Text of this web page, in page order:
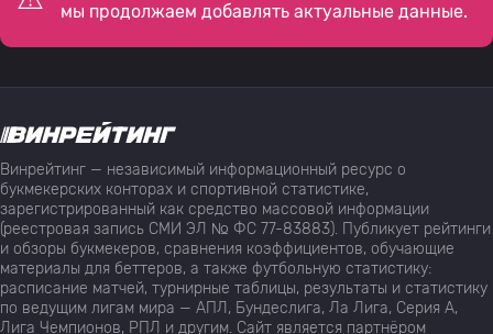
мы продолжаем добавлять актуальные данные.
Винрейтинг — независимый информационный ресурс о
букмекерских конторах и спортивной статистике,
зарегистрированный как средство массовой информации
(реестровая запись СМИ ЭЛ № ФС 77-83883). Публикует рейтинги
и обзоры букмекеров, сравнения коэффициентов, обучающие
материалы для беттеров, а также футбольную статистику:
расписание матчей, турнирные таблицы, результаты и статистику
по ведущим лигам мира — АПЛ, Бундеслига, Ла Лига, Серия А,
Лига Чемпионов, РПЛ и другим. Сайт является партнёром